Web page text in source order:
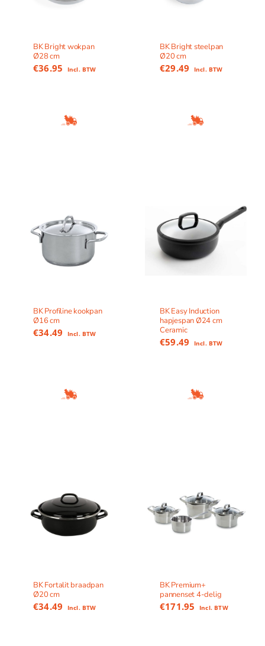
BK Bright wokpan
Ø28 cm
€36.95 Incl. BTW
BK Bright steelpan
Ø20 cm
€29.49 Incl. BTW
BK Profiline kookpan
Ø16 cm
€34.49 Incl. BTW
BK Easy Induction
hapjespan Ø24 cm
Ceramic
€59.49 Incl. BTW
BK Fortalit braadpan
Ø20 cm
€34.49 Incl. BTW
BK Premium+
pannenset 4-delig
€171.95 Incl. BTW